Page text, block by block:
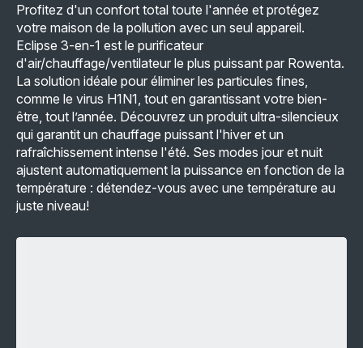
Profitez d'un confort total toute l'année et protégez
votre maison de la pollution avec un seul appareil.
Eclipse 3-en-1 est le purificateur
d'air/chauffage/ventilateur le plus puissant par Rowenta.
La solution idéale pour éliminer les particules fines,
comme le virus H1N1, tout en garantissant votre bien-
être, tout l’année. Découvrez un produit ultra-silencieux
qui garantit un chauffage puissant l'hiver et un
rafraîchissement intense l'été. Ses modes jour et nuit
ajustent automatiquement la puissance en fonction de la
température : détendez-vous avec une température au
juste niveau!